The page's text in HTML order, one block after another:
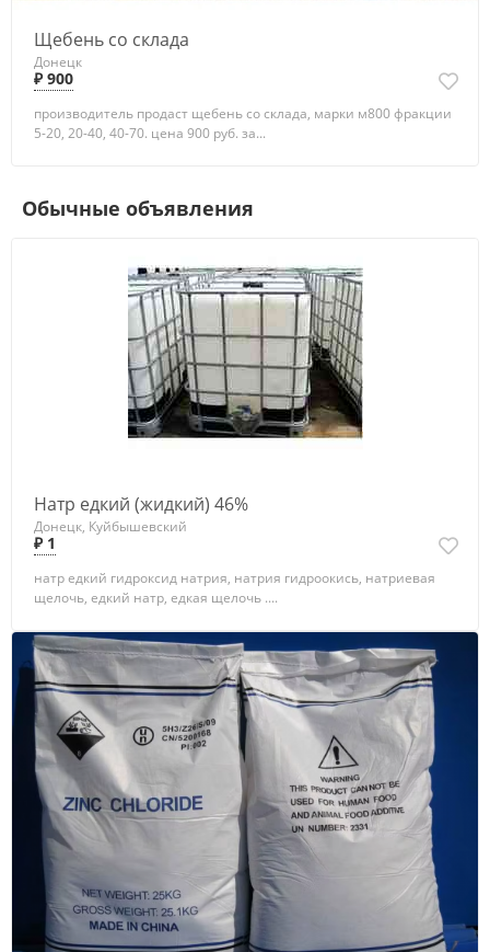
Щебень со склада
Донецк
₽ 900
производитель продаст щебень со склада, марки м800 фракции
5-20, 20-40, 40-70. цена 900 руб. за...
Обычные объявления
Натр едкий (жидкий) 46%
Донецк, Куйбышевский
₽ 1
натр едкий гидроксид натрия, натрия гидроокись, натриевая
щелочь, едкий натр, едкая щелочь ....